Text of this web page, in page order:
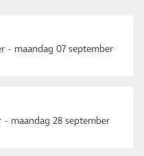
- maandag 07 september
- maandag 28 september